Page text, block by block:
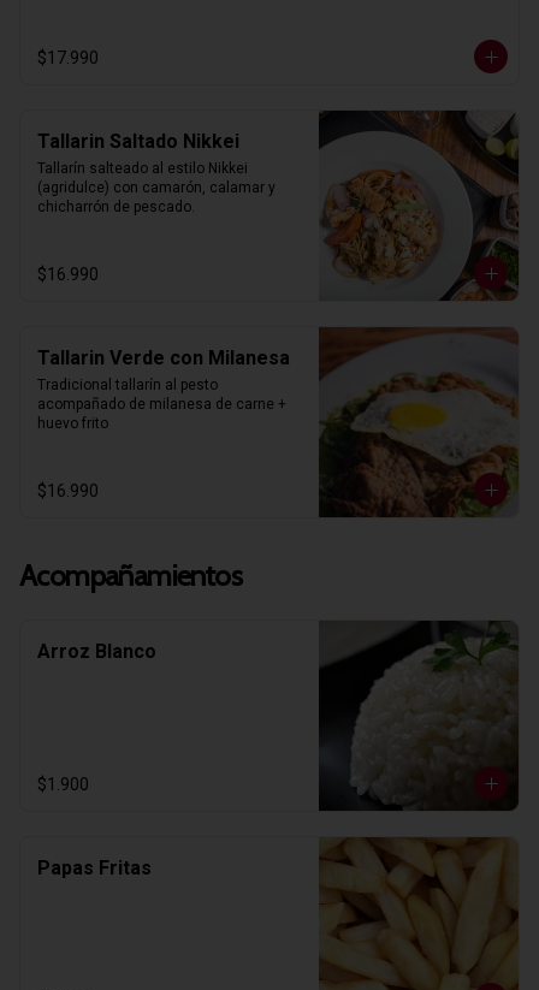
$17.990
Tallarin Saltado Nikkei
Tallarín salteado al estilo Nikkei
(agridulce) con camarón, calamar y
chicharrón de pescado.
$16.990
Tallarin Verde con Milanesa
Tradicional tallarín al pesto
acompañado de milanesa de carne +
huevo frito
$16.990
Acompañamientos
Arroz Blanco
$1.900
Papas Fritas